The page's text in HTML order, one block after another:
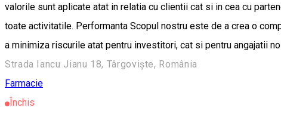
valorile sunt aplicate atat in relatia cu clientii cat si in cea cu
toate activitatile. Performanta Scopul nostru este de a crea o
a minimiza riscurile atat pentru investitori, cat si pentru angajatii
Strada Iancu Jianu 18, Târgoviște, România
Farmacie
Închis